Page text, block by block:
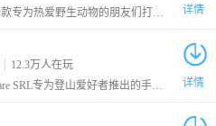
mandai官方新加坡版是一款专为热爱野生动物的朋友们打造的应用程序。作为一款全方位的游览助手，它不仅提供了详尽的园区信息查询功能，还能帮助用户轻松规划行程，享受一场难忘的野生动物探险之旅。
详情
12.3万人在玩
PeakVisor是Routes Software SRL专为登山爱好者推出的手机地图软件，该软件拥有先进的3D地图和山岳识别技术，用户们在户外也可以轻松辨别方向，获得当前位置信息
详情